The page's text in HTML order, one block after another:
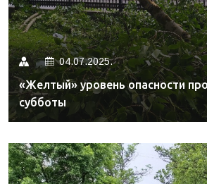
04.07.2025.
«Желтый» уровень опасности
субботы